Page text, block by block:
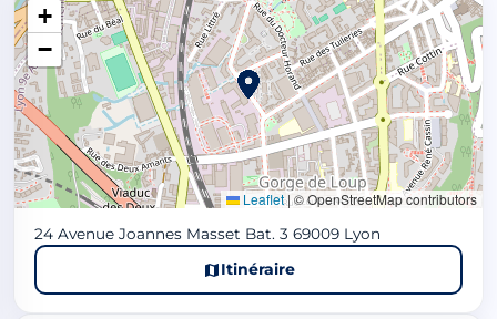
+
−
Leaflet |© OpenStreetMap contributors
24 Avenue Joannes Masset Bat. 3 69009 Lyon
Itinéraire